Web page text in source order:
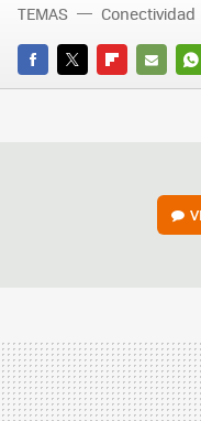
FACEBOOK
TWITTERFLIPBOARD
E-
TEMAS Conectividad